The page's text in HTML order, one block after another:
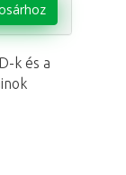
k és a